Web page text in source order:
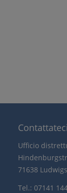
Contattateci
Ufficio
71638
Tel.: 07141